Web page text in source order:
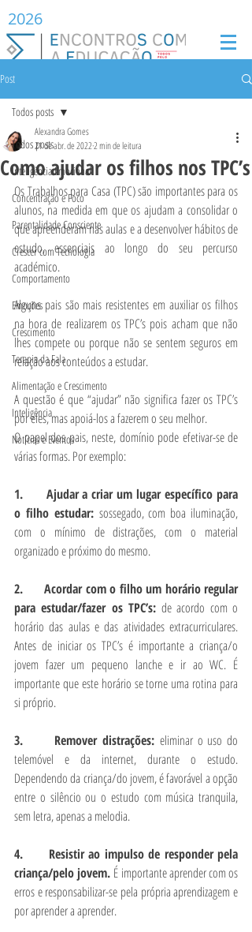
2026
Post
Todos posts
Inteligência Emocional
Concentração e Foco
Parentalidade Consciente
Crescer com Tecnologia
Comportamento
Emoções
Crescimento
Terapia da Fala
Alimentação e Crescimento
Inteligência
Notícias e Eventos
Todos posts
Como ajudar os filhos nos TPC’s
Alexandra Gomes
21 de abr. de 20222 min de leitura
Os Trabalhos para Casa (TPC) são importantes para os
alunos, na medida em que os ajudam a consolidar o
que apreenderam nas aulas e a desenvolver hábitos de
estudo, essenciais ao longo do seu percurso
académico.
Alguns pais são mais resistentes em auxiliar os filhos
na hora de realizarem os TPC’s pois acham que não
lhes compete ou porque não se sentem seguros em
relação aos conteúdos a estudar.
A questão é que “ajudar” não significa fazer os TPC’s
por eles, mas apoiá-los a fazerem o seu melhor.
O papel dos pais, neste, domínio pode efetivar-se de
várias formas. Por exemplo:
1.      Ajudar a criar um lugar específico para
o filho estudar: sossegado, com boa iluminação,
com o mínimo de distrações, com o material
organizado e próximo do mesmo.
2.      Acordar com o filho um horário regular
para estudar/fazer os TPC’s: de acordo com o
horário das aulas e das atividades extracurriculares.
Antes de iniciar os TPC’s é importante a criança/o
jovem fazer um pequeno lanche e ir ao WC. É
importante que este horário se torne uma rotina para
si próprio.
3.      Remover distrações: eliminar o uso do
telemóvel e da internet, durante o estudo.
Dependendo da criança/do jovem, é favorável a opção
entre o silêncio ou o estudo com música tranquila,
sem letra, apenas a melodia.
4.      Resistir ao impulso de responder pela
criança/pelo jovem. É importante aprender com os
erros e responsabilizar-se pela própria aprendizagem e
por aprender a aprender.